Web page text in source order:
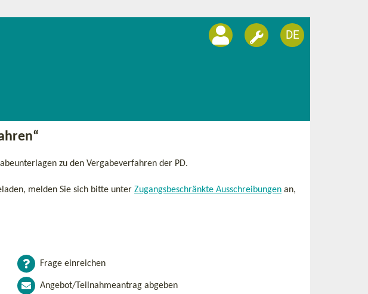
DE
zu den Vergabeverfahren der PD.
melden Sie sich bitte unter Zugangsbeschränkte Ausschreibungen an,
Frage einreichen
Angebot/Teilnahmeantrag abgeben